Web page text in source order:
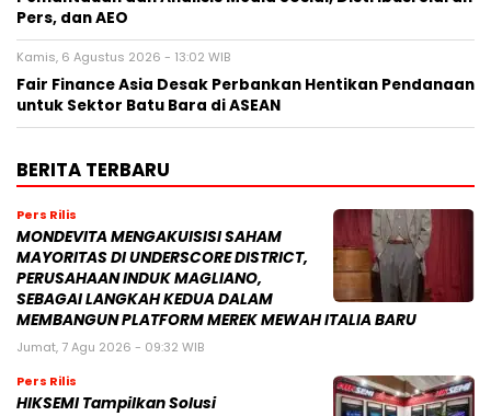
Pers, dan AEO
Kamis, 6 Agustus 2026 - 13:02 WIB
Fair Finance Asia Desak Perbankan Hentikan Pendanaan
untuk Sektor Batu Bara di ASEAN
BERITA TERBARU
Pers Rilis
MONDEVITA MENGAKUISISI SAHAM
MAYORITAS DI UNDERSCORE DISTRICT,
PERUSAHAAN INDUK MAGLIANO,
SEBAGAI LANGKAH KEDUA DALAM
MEMBANGUN PLATFORM MEREK MEWAH ITALIA BARU
Jumat, 7 Agu 2026 - 09:32 WIB
Pers Rilis
HIKSEMI Tampilkan Solusi